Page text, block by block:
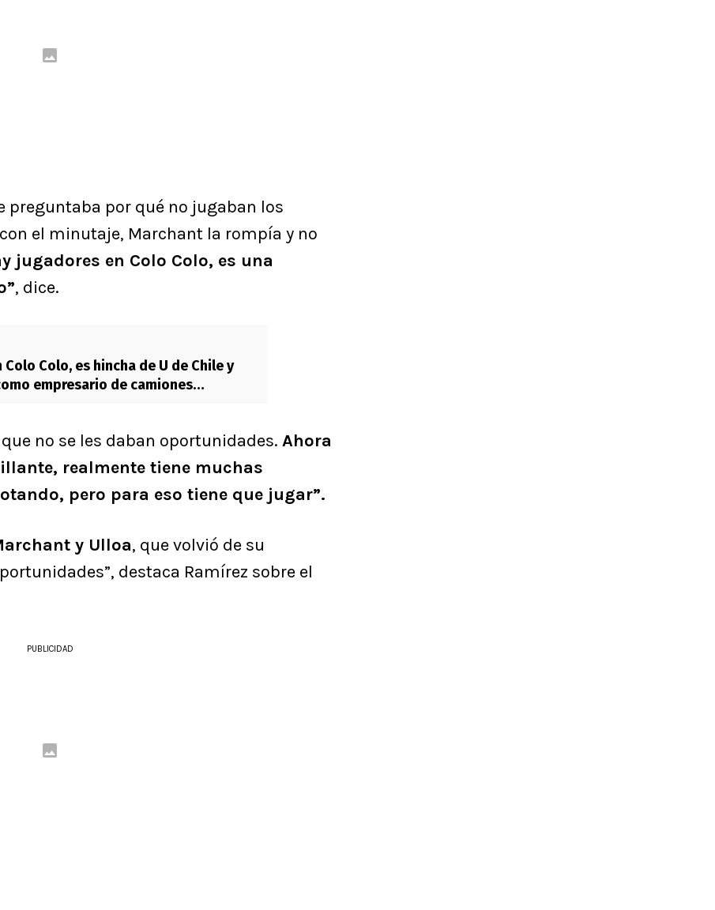
preguntaba por qué no jugaban los
el minutaje, Marchant la rompía y no
jugadores en Colo Colo, es una
, dice.
Colo, es hincha de U de Chile y
empresario de camiones
no se les daban oportunidades. Ahora
realmente tiene muchas
pero para eso tiene que jugar”.
y Ulloa, que volvió de su
destaca Ramírez sobre el
PUBLICIDAD